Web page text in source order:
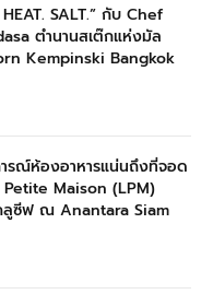
SALT.” กับ Chef
ตำนานสเต๊กแห่งมัล
Kempinski Bangkok
รณ์ห้องอาหารแน่นถึงที่จอด
Petite Maison (LPM)
ลูซีฟ ณ Anantara Siam